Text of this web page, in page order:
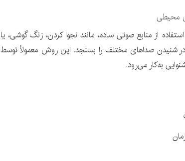
محیطی
از منابع صوتی ساده، مانند نجوا کردن، زنگ گوشی، یا
در شنیدن صداهای مختلف را بسنجد. این روش معمولاً توسط
به‌کار می‌رود.